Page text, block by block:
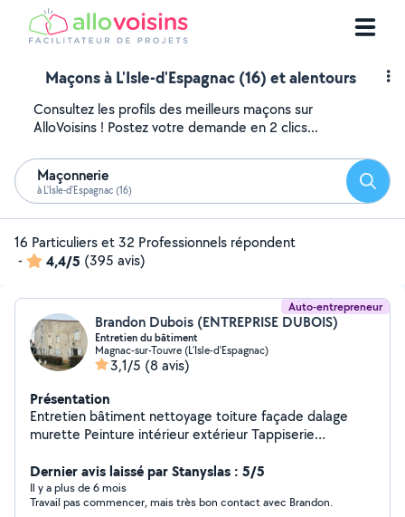
Maçons à L'Isle-d'Espagnac (16) et alentours
Consultez les profils des meilleurs maçons sur
AlloVoisins ! Postez votre demande en 2 clics...
Maçonnerie
à L'Isle-d'Espagnac (16)
16 Particuliers et 32 Professionnels répondent
-
4,4/5 (395 avis)
Auto-entrepreneur
Brandon Dubois (ENTREPRISE DUBOIS)
Entretien du bâtiment
Magnac-sur-Touvre (L'Isle-d'Espagnac)
3,1/5 (8 avis)
Présentation
Entretien bâtiment nettoyage toiture façade dalage
murette Peinture intérieur extérieur Tappiserie
Entretien espaces verts élagage abattage tonte de
pelouse taille haie Pose parquet Pose carrelage
Démolition Débarrasse de la cave au grenier Électricité
Dernier avis laissé par Stanyslas : 5/5
Il y a plus de 6 mois
Travail pas commencer, mais très bon contact avec Brandon.